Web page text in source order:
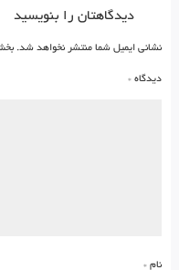
دیدگاهتان را بنویسید
نشانی ایمیل شما منتشر نخواهد شد.
دیدگاه *
نام *